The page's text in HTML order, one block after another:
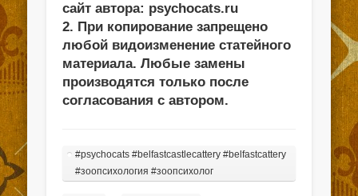
сайт автора: psychocats.ru
2. При копирование запрещено
любой видоизменение статейного
материала. Любые замены
производятся только после
согласования с автором.
#psychocats #belfastcastlecattery #belfastcattery
#зоопсихология #зоопсихолог